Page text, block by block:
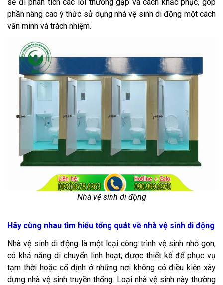
sẽ đi phân tích các lỗi thường gặp và cách khắc phục, góp
phần nâng cao ý thức sử dụng nhà vệ sinh di động một cách
văn minh và trách nhiệm.
Nhà vệ sinh di động
Hãy cùng nhau tìm hiểu tổng quát về nhà vệ sinh di động
Nhà vệ sinh di động là một loại công trình vệ sinh nhỏ gọn,
có khả năng di chuyển linh hoạt, được thiết kế để phục vụ
tạm thời hoặc cố định ở những nơi không có điều kiện xây
dựng nhà vệ sinh truyền thống. Loại nhà vệ sinh này thường